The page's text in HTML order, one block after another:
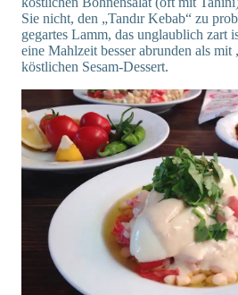
Sie nicht, den „Tandır Kebab“ zu
gegartes Lamm, das unglaublich zart
eine Mahlzeit besser abrunden als
köstlichen Sesam-Dessert.